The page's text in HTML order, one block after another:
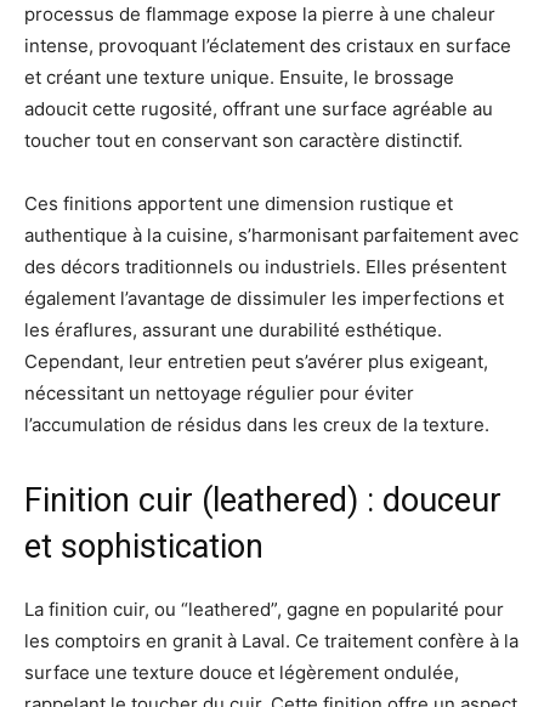
processus de flammage expose la pierre à une chaleur
intense, provoquant l’éclatement des cristaux en surface
et créant une texture unique. Ensuite, le brossage
adoucit cette rugosité, offrant une surface agréable au
toucher tout en conservant son caractère distinctif.
Ces finitions apportent une dimension rustique et
authentique à la cuisine, s’harmonisant parfaitement avec
des décors traditionnels ou industriels. Elles présentent
également l’avantage de dissimuler les imperfections et
les éraflures, assurant une durabilité esthétique.
Cependant, leur entretien peut s’avérer plus exigeant,
nécessitant un nettoyage régulier pour éviter
l’accumulation de résidus dans les creux de la texture.
Finition cuir (leathered) : douceur
et sophistication
La finition cuir, ou “leathered”, gagne en popularité pour
les comptoirs en granit à Laval. Ce traitement confère à la
surface une texture douce et légèrement ondulée,